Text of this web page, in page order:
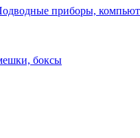
приборы,
боксы